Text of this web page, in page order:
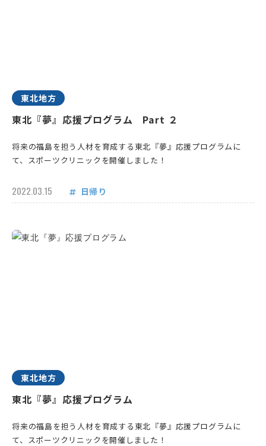
東北地方
東北『夢』応援プログラム Part ２
将来の福島を担う人材を育成する東北『夢』応援プログラムに
て、スポーツクリニックを開催しました！
2022.03.15 日帰り
東北地方
東北『夢』応援プログラム
将来の福島を担う人材を育成する東北『夢』応援プログラムに
て、スポーツクリニックを開催しました！